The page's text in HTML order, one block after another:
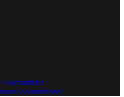
Ausmalbilder
Ausmalbilder